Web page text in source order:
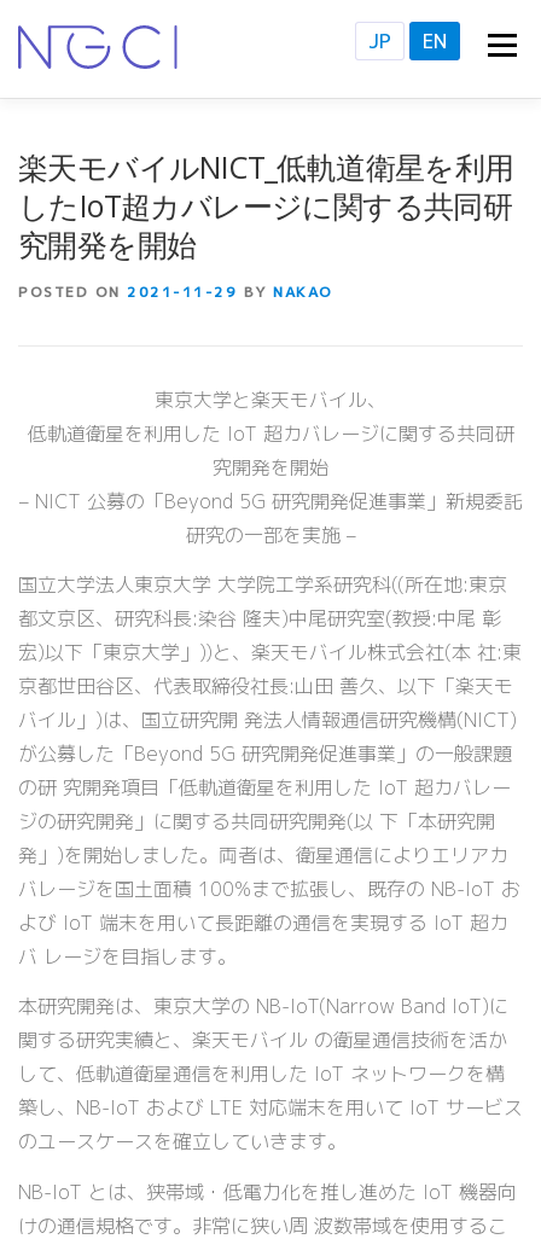
Menu
JP EN
活動拠点
新着情報
NEWS
報道発表
PRESS RELEASE
楽天モバイルNICT_低軌道衛星を利用
したIoT超カバレージに関する共同研
究開発を開始
POSTED ON 2021-11-29 BY NAKAO
東京大学と楽天モバイル、
低軌道衛星を利用した IoT 超カバレージに関する共同研
究開発を開始
– NICT 公募の「Beyond 5G 研究開発促進事業」新規委託
研究の一部を実施 –
国立大学法人東京大学 大学院工学系研究科((所在地:東京
都文京区、研究科長:染谷 隆夫)中尾研究室(教授:中尾 彰
宏)以下「東京大学」))と、楽天モバイル株式会社(本 社:東
京都世田谷区、代表取締役社長:山田 善久、以下「楽天モ
バイル」)は、国立研究開 発法人情報通信研究機構(NICT)
が公募した「Beyond 5G 研究開発促進事業」の一般課題
の研 究開発項目「低軌道衛星を利用した IoT 超カバレー
ジの研究開発」に関する共同研究開発(以 下「本研究開
発」)を開始しました。両者は、衛星通信によりエリアカ
バレージを国土面積 100%まで拡張し、既存の NB-IoT お
よび IoT 端末を用いて長距離の通信を実現する IoT 超カ
バ レージを目指します。
本研究開発は、東京大学の NB-IoT(Narrow Band IoT)に
関する研究実績と、楽天モバイル の衛星通信技術を活か
して、低軌道衛星通信を利用した IoT ネットワークを構
築し、NB-IoT および LTE 対応端末を用いて IoT サービス
のユースケースを確立していきます。
NB-IoT とは、狭帯域・低電力化を推し進めた IoT 機器向
けの通信規格です。非常に狭い周 波数帯域を使用するこ